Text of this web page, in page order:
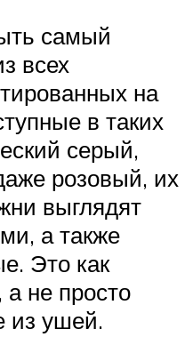
самый
всех
на
в таких
серый,
розовый, их
выглядят
а также
Это как
не просто
из ушей.